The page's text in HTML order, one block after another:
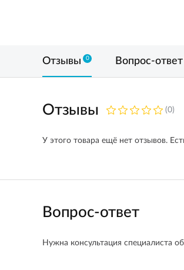
Отзывы 0 Вопрос-ответ
Отзывы (0)
У этого товара ещё нет отзывов.
Вопрос-ответ
Нужна консультация специалиста